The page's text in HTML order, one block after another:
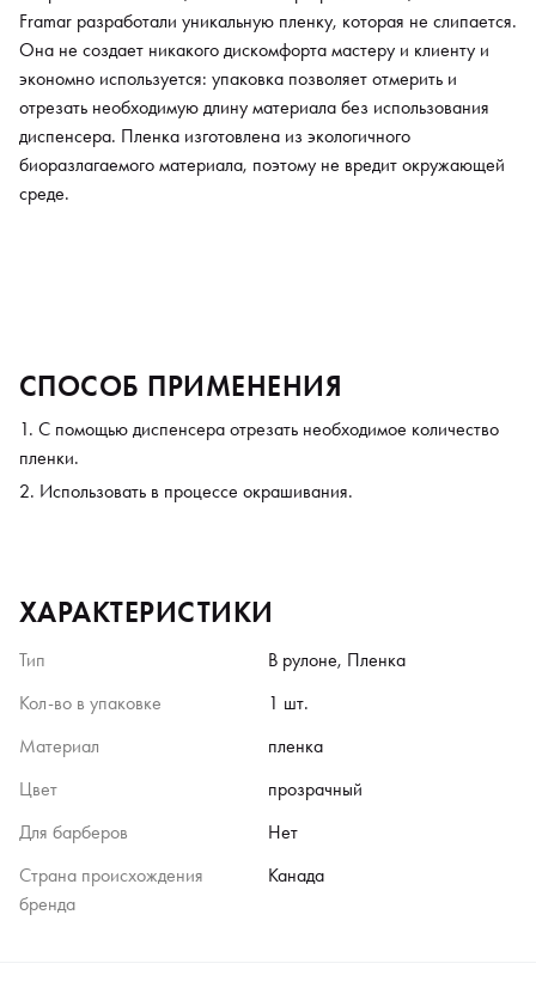
Framar разработали уникальную пленку, которая не слипается.
Она не создает никакого дискомфорта мастеру и клиенту и
экономно используется: упаковка позволяет отмерить и
отрезать необходимую длину материала без использования
диспенсера. Пленка изготовлена из экологичного
биоразлагаемого материала, поэтому не вредит окружающей
среде.
СПОСОБ ПРИМЕНЕНИЯ
С помощью диспенсера отрезать необходимое количество
пленки.
Использовать в процессе окрашивания.
ХАРАКТЕРИСТИКИ
Тип
В рулоне, Пленка
Кол-во в упаковке
1 шт.
Материал
пленка
Цвет
прозрачный
Для барберов
Нет
Страна происхождения
бренда
Канада